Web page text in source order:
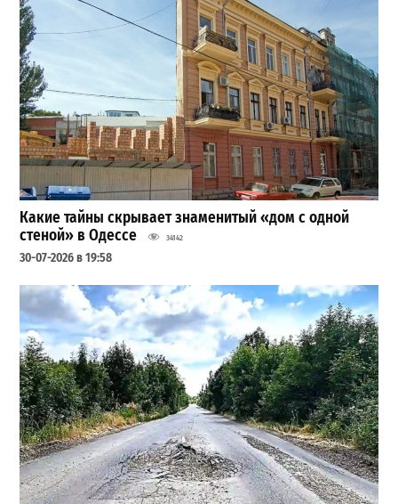
Какие тайны скрывает знаменитый «дом с одной
стеной» в Одессе
34142
30-07-2026 в 19:58